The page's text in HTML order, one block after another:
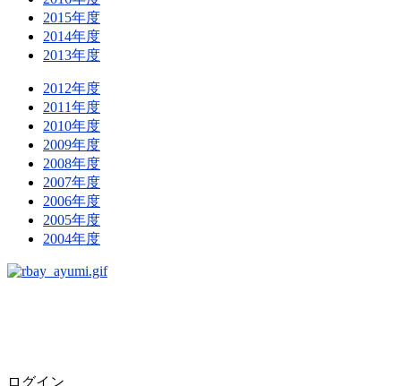
2015年度
2014年度
2013年度
2012年度
2011年度
2010年度
2009年度
2008年度
2007年度
2006年度
2005年度
2004年度
ログイン